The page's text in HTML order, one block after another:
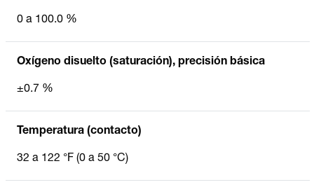
0 a 100.0 %
Oxígeno disuelto (saturación), precisión básica
±0.7 %
Temperatura (contacto)
32 a 122 °F (0 a 50 °C)